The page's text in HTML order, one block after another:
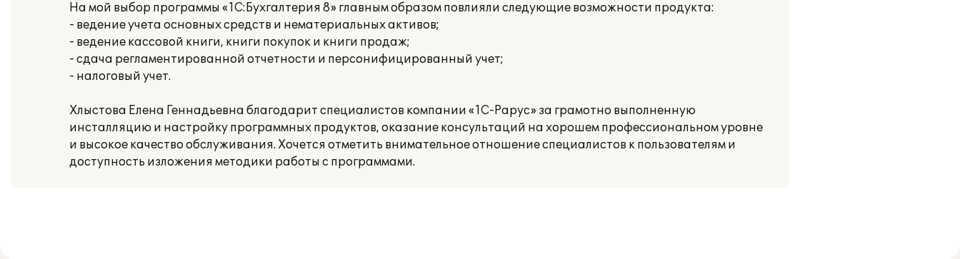
На мой выбор программы «1С:Бухгалтерия 8» главным образом повлияли следующие возможности продукта:
- ведение учета основных средств и нематериальных активов;
- ведение кассовой книги, книги покупок и книги продаж;
- сдача регламентированной отчетности и персонифицированный учет;
- налоговый учет.
Хлыстова Елена Геннадьевна благодарит специалистов компании «1С-Рарус» за грамотно выполненную
инсталляцию и настройку программных продуктов, оказание консультаций на хорошем профессиональном уровне
и высокое качество обслуживания. Хочется отметить внимательное отношение специалистов к пользователям и
доступность изложения методики работы с программами.